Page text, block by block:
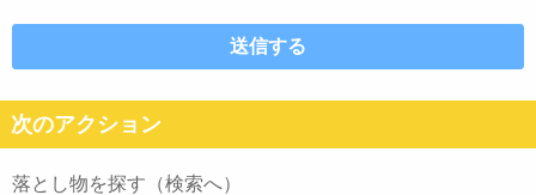
次のアクション
落とし物を探す（検索へ）